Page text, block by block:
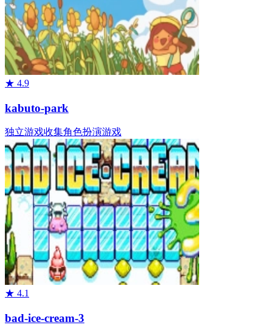
★ 4.9
kabuto-park
独立游戏收集角色扮演游戏
★ 4.1
bad-ice-cream-3